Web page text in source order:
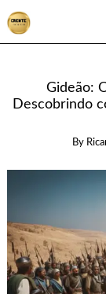
Gideão:
Descobrindo
By